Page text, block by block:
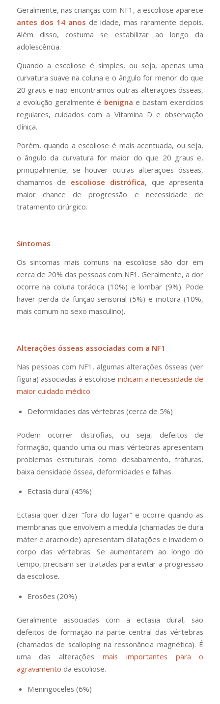
Geralmente, nas crianças com NF1, a escoliose aparece
antes dos 14 anos de idade, mas raramente depois.
Além disso, costuma se estabilizar ao longo da
adolescência.
Quando a escoliose é simples, ou seja, apenas uma
curvatura suave na coluna e o ângulo for menor do que
20 graus e não encontramos outras alterações ósseas,
a evolução geralmente é benigna e bastam exercícios
regulares, cuidados com a Vitamina D e observação
clínica.
Porém, quando a escoliose é mais acentuada, ou seja,
o ângulo da curvatura for maior do que 20 graus e,
principalmente, se houver outras alterações ósseas,
chamamos de escoliose distrófica, que apresenta
maior chance de progressão e necessidade de
tratamento cirúrgico.
Sintomas
Os sintomas mais comuns na escoliose são dor em
cerca de 20% das pessoas com NF1. Geralmente, a dor
ocorre na coluna torácica (10%) e lombar (9%). Pode
haver perda da função sensorial (5%) e motora (10%,
mais comum no sexo masculino).
Alterações ósseas associadas com a NF1
Nas pessoas com NF1, algumas alterações ósseas (ver
figura) associadas à escoliose indicam a necessidade de
maior cuidado médico :
Deformidades das vértebras (cerca de 5%)
Podem ocorrer distrofias, ou seja, defeitos de
formação, quando uma ou mais vértebras apresentam
problemas estruturais como desabamento, fraturas,
baixa densidade óssea, deformidades e falhas.
Ectasia dural (45%)
Ectasia quer dizer “fora do lugar” e ocorre quando as
membranas que envolvem a medula (chamadas de dura
máter e aracnoide) apresentam dilatações e invadem o
corpo das vértebras. Se aumentarem ao longo do
tempo, precisam ser tratadas para evitar a progressão
da escoliose.
Erosões (20%)
Geralmente associadas com a ectasia dural, são
defeitos de formação na parte central das vértebras
(chamados de scalloping na ressonância magnética). É
uma das alterações mais importantes para o
agravamento da escoliose.
Meningoceles (6%)